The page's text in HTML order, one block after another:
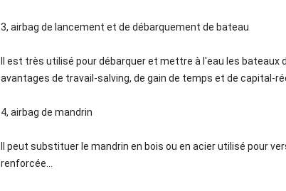
3, airbag de lancement et de débarquement de bateau
Il est très utilisé pour débarquer et mettre à l'eau les
avantages de travail-salving, de gain de temps et de capital-
4, airbag de mandrin
Il peut substituer le mandrin en bois ou en acier utilisé pour
renforcée…